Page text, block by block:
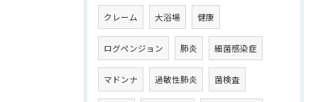
クレーム 大浴場 健康
ログペンジョン 肺炎 細菌感染症
マドンナ 過敏性肺炎 菌検査